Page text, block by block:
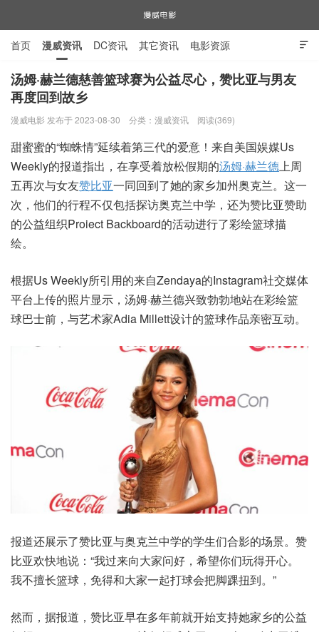
漫威电影

首页 漫威资讯 DC资讯 其它资讯 电影资源
电视剧资源 漫威图片
汤姆·赫兰德慈善篮球赛为公益尽心，赞比亚与男友
再度回到故乡
漫威电影 发布于 2023-08-30 分类： 漫威资讯 阅读(369)
甜蜜蜜的“蜘蛛情”延续着第三代的爱意！来自美国娱媒Us
Weekly的报道指出，在享受着放松假期的汤姆·赫兰德上周
五再次与女友赞比亚一同回到了她的家乡加州奥克兰。这一
次，他们的行程不仅包括探访奥克兰中学，还为赞比亚赞助
的公益组织Proiect Backboard的活动进行了彩绘篮球描
绘。
根据Us Weekly所引用的来自Zendaya的Instagram社交媒体
平台上传的照片显示，汤姆·赫兰德兴致勃勃地站在彩绘篮
球巴士前，与艺术家Adia Millett设计的篮球作品亲密互动。
报道还展示了赞比亚与奥克兰中学的学生们合影的场景。赞
比亚欢快地说：“我过来向大家问好，希望你们玩得开心。
我不擅长篮球，免得和大家一起打球会把脚踝扭到。”
然而，据报道，赞比亚早在多年前就开始支持她家乡的公益